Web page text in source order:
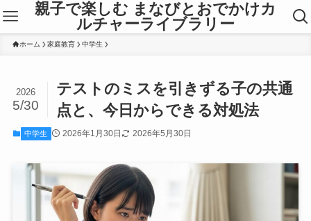
親子で楽しむ まなびとおでかけカ
ルチャーライブラリー
ホーム 家庭教育 中学生
テストのミスを引きずる子の共通
点と、今日からできる対処法
2026
5/30
中学生 2026年1月30日 2026年5月30日